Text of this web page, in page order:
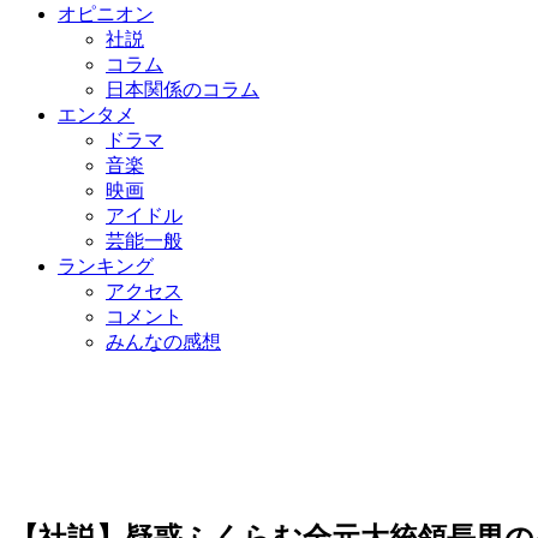
オピニオン
社説
コラム
日本関係のコラム
エンタメ
ドラマ
音楽
映画
アイドル
芸能一般
ランキング
アクセス
コメント
みんなの感想